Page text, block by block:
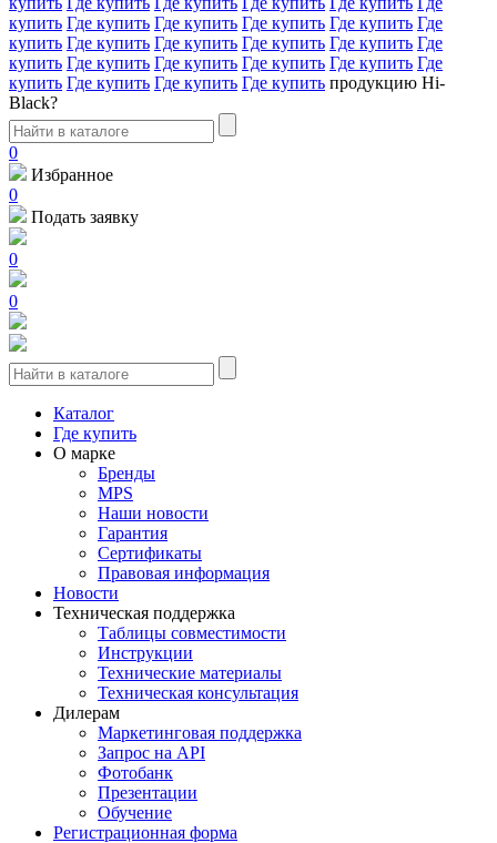
купить Где купить Где купить Где купить Где купить Где
купить Где купить Где купить Где купить Где купить Где
купить Где купить Где купить Где купить Где купить Где
купить Где купить Где купить Где купить продукцию Hi-
Black?
0
Избранное
0
Подать заявку
0
0
Каталог
Где купить
О марке
Бренды
MPS
Наши новости
Гарантия
Сертификаты
Правовая информация
Новости
Техническая поддержка
Таблицы совместимости
Инструкции
Технические материалы
Техническая консультация
Дилерам
Маркетинговая поддержка
Запрос на API
Фотобанк
Презентации
Обучение
Регистрационная форма